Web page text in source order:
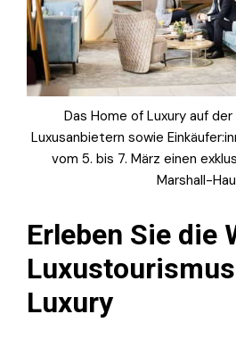
Das Home of Luxury auf
Luxusanbietern sowie
vom 5. bis 7. März einen
Marshall-
Erleben Sie die
Luxury